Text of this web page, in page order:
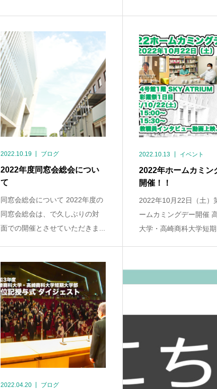
2022.10.19 ブログ
2022年度同窓会総会につい
て
同窓会総会について 2022年度の
同窓会総会は、で久しぶりの対
面での開催とさせていただきま...
2022.10.13 イベント
2022年ホームカミン
開催！！
2022年10月22日（土）
ームカミングデー開催
大学・高崎商科大学短
2022.04.20 ブログ